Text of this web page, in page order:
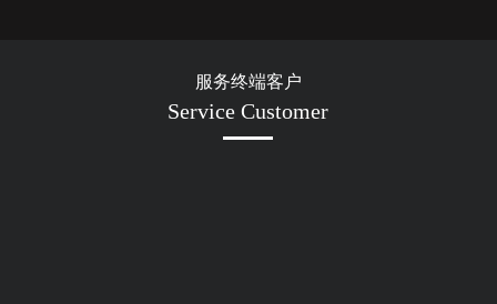
服务终端客户
Service Customer